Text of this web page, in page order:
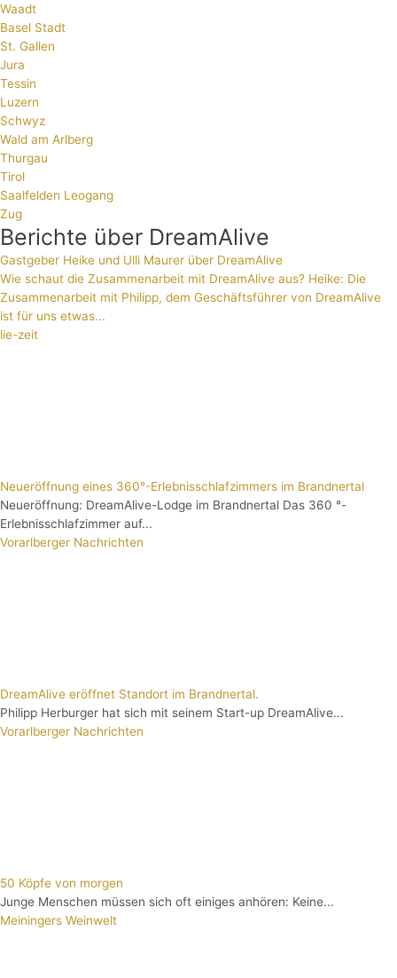
Waadt
Basel Stadt
St. Gallen
Jura
Tessin
Luzern
Schwyz
Wald am Arlberg
Thurgau
Tirol
Saalfelden Leogang
Zug
Berichte über DreamAlive
Gastgeber Heike und Ulli Maurer über DreamAlive
Wie schaut die Zusammenarbeit mit DreamAlive aus? Heike: Die
Zusammenarbeit mit Philipp, dem Geschäftsführer von DreamAlive
ist für uns etwas...
lie-zeit
Neueröffnung eines 360°-Erlebnisschlafzimmers im Brandnertal
Neueröffnung: DreamAlive-Lodge im Brandnertal Das 360 °-
Erlebnisschlafzimmer auf...
Vorarlberger Nachrichten
DreamAlive eröffnet Standort im Brandnertal.
Philipp Herburger hat sich mit seinem Start-up DreamAlive...
Vorarlberger Nachrichten
50 Köpfe von morgen
Junge Menschen müssen sich oft einiges anhören: Keine...
Meiningers Weinwelt